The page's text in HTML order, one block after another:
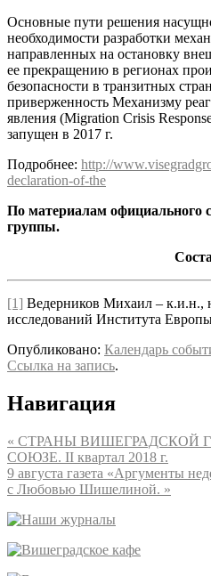
Основные пути решения
необходимости разработки
направленных на остановку
ее прекращению в регионах
безопасности в транзитных
приверженность Механизму
явления (Migration Crisis
запущен в 2017 г.
Подробнее: http://
declaration-of-the
По материалам официального
группы.
[1] Ведерников Михаил – к.и.н.,
исследований Института
Опубликовано: Календарь
Ссылка на запись.
Навигация
« СТРАНЫ ВИШЕГРАДСКОЙ
СОЮЗЕ. II квартал 2018 г.
9 августа газета «Аргументы
с Любовью Шишелиной. »